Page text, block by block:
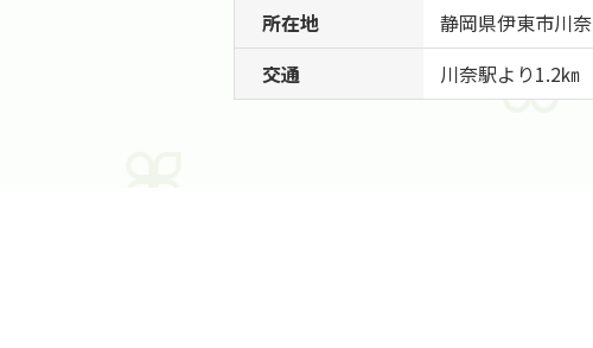
所在地
静岡県伊東市川奈
交通
川奈駅より1.2㎞